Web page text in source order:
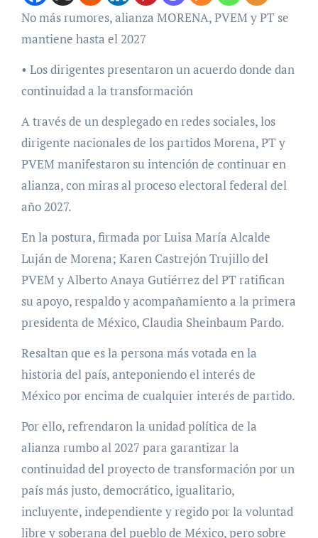
No más rumores, alianza MORENA, PVEM y PT se
mantiene hasta el 2027
• Los dirigentes presentaron un acuerdo donde dan
continuidad a la transformación
A través de un desplegado en redes sociales, los
dirigente nacionales de los partidos Morena, PT y
PVEM manifestaron su intención de continuar en
alianza, con miras al proceso electoral federal del
año 2027.
En la postura, firmada por Luisa María Alcalde
Luján de Morena; Karen Castrejón Trujillo del
PVEM y Alberto Anaya Gutiérrez del PT ratifican
su apoyo, respaldo y acompañamiento a la primera
presidenta de México, Claudia Sheinbaum Pardo.
Resaltan que es la persona más votada en la
historia del país, anteponiendo el interés de
México por encima de cualquier interés de partido.
Por ello, refrendaron la unidad política de la
alianza rumbo al 2027 para garantizar la
continuidad del proyecto de transformación por un
país más justo, democrático, igualitario,
incluyente, independiente y regido por la voluntad
libre y soberana del pueblo de México, pero sobre